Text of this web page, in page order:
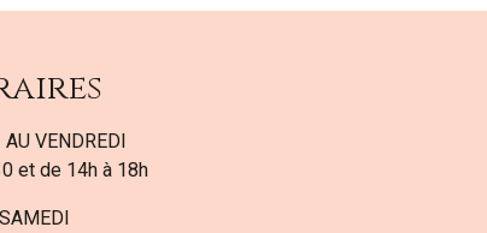
VENDREDI
et de 14h à 18h